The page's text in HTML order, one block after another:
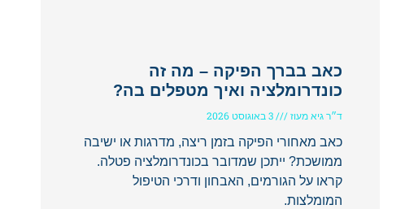
כאב בברך הפיקה – מה זה
כונדרומלציה ואיך מטפלים בה?
ד״ר גיא מעוז
כאב מאחורי הפיקה בזמן ריצה, מדרגות או ישיבה
ממושכת? ייתכן שמדובר בכונדרומלציה פטלה.
קראו על הגורמים, האבחון ודרכי הטיפול
המומלצות.